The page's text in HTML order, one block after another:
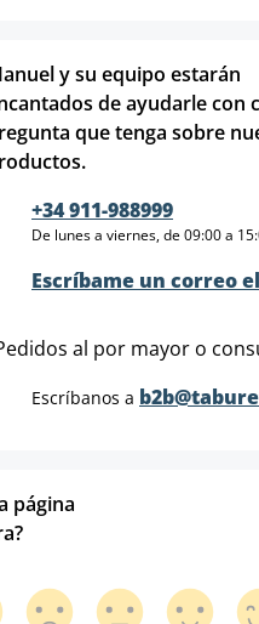
y su equipo estarán
de ayudarle con
que tenga sobre
+34 911-988999
De lunes a viernes, de 09:00 a
Escríbame un correo
al por mayor o
Escríbanos a
página